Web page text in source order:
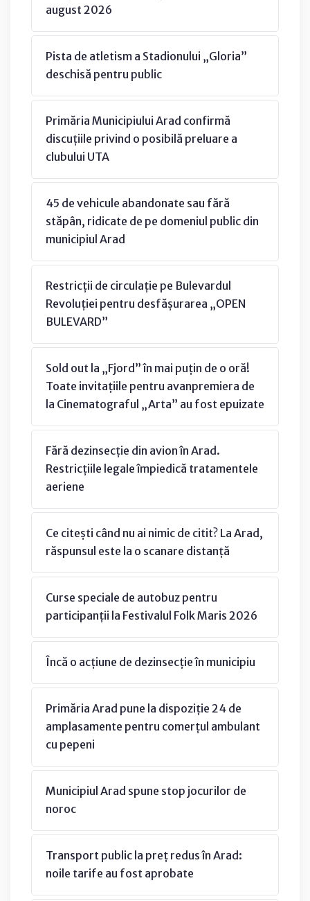
august 2026
Pista de atletism a Stadionului „Gloria”
deschisă pentru public
Primăria Municipiului Arad confirmă
discuțiile privind o posibilă preluare a
clubului UTA
45 de vehicule abandonate sau fără
stăpân, ridicate de pe domeniul public din
municipiul Arad
Restricții de circulație pe Bulevardul
Revoluției pentru desfășurarea „OPEN
BULEVARD”
Sold out la „Fjord” în mai puțin de o oră!
Toate invitațiile pentru avanpremiera de
la Cinematograful „Arta” au fost epuizate
Fără dezinsecție din avion în Arad.
Restricțiile legale împiedică tratamentele
aeriene
Ce citești când nu ai nimic de citit? La Arad,
răspunsul este la o scanare distanță
Curse speciale de autobuz pentru
participanții la Festivalul Folk Maris 2026
Încă o acțiune de dezinsecție în municipiu
Primăria Arad pune la dispoziție 24 de
amplasamente pentru comerțul ambulant
cu pepeni
Municipiul Arad spune stop jocurilor de
noroc
Transport public la preț redus în Arad:
noile tarife au fost aprobate